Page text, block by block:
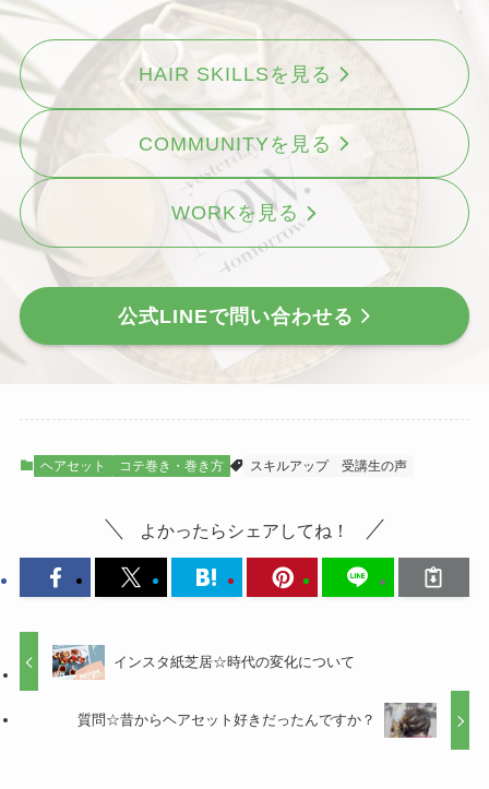
HAIR SKILLSを見る
COMMUNITYを見る
WORKを見る
公式LINEで問い合わせる
ヘアセット コテ巻き・巻き方 スキルアップ 受講生の声
よかったらシェアしてね！
インスタ紙芝居☆時代の変化について
質問☆昔からヘアセット好きだったんですか？